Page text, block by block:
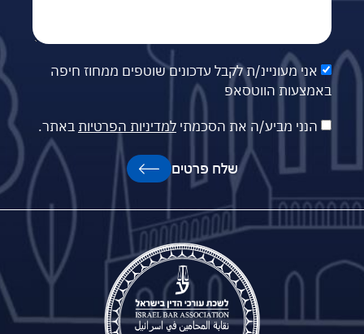
אני מעוניינ/ת לקבל עדכונים שוטפים ממחוז חיפה
באמצעות הווטסאפ
הנני מביע/ה את הסכמתי למדיניות הפרטיות באתר.
שלח פרטים